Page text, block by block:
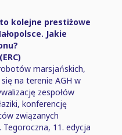
kolejne prestiżowe
Jakie
marsjańskich,
na terenie AGH w
zespołów
konferencję
związanych
11. edycja